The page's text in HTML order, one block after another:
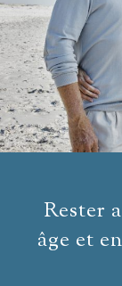
Rester
âge et